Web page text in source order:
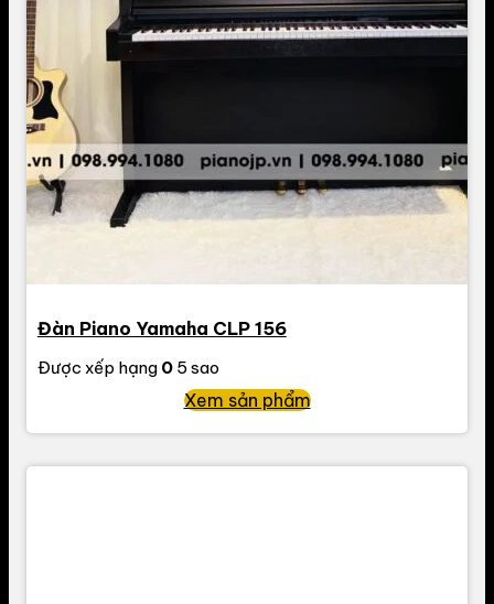
Đàn Piano Yamaha CLP 156
Được xếp hạng 05 sao
Xem sản phẩm